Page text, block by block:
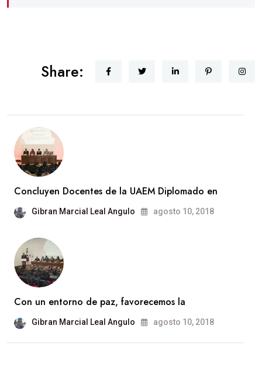
Share:
Concluyen Docentes de la UAEM Diplomado en
Gibran Marcial Leal Angulo agosto 10, 2018
Con un entorno de paz, favorecemos la
Gibran Marcial Leal Angulo agosto 10, 2018